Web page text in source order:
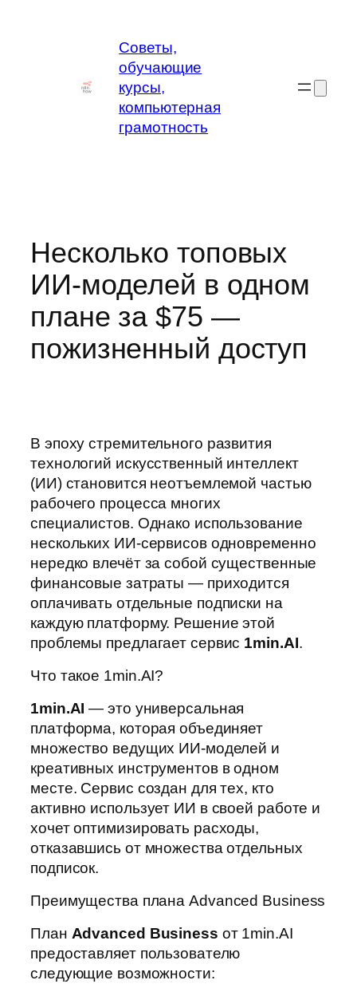
Советы,
обучающие
курсы,
компьютерная
грамотность
Несколько топовых
ИИ‑моделей в одном
плане за $75 —
пожизненный доступ
В эпоху стремительного развития
технологий искусственный интеллект
(ИИ) становится неотъемлемой частью
рабочего процесса многих
специалистов. Однако использование
нескольких ИИ‑сервисов одновременно
нередко влечёт за собой существенные
финансовые затраты — приходится
оплачивать отдельные подписки на
каждую платформу. Решение этой
проблемы предлагает сервис 1min.AI.
Что такое 1min.AI?
1min.AI — это универсальная
платформа, которая объединяет
множество ведущих ИИ‑моделей и
креативных инструментов в одном
месте. Сервис создан для тех, кто
активно использует ИИ в своей работе и
хочет оптимизировать расходы,
отказавшись от множества отдельных
подписок.
Преимущества плана Advanced Business
План Advanced Business от 1min.AI
предоставляет пользователю
следующие возможности: